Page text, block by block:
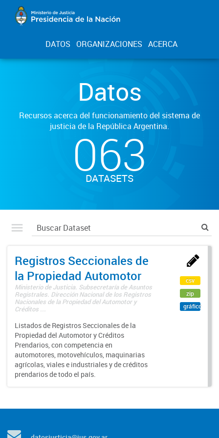
DATOS ORGANIZACIONES ACERCA
Datos
Recursos acerca del funcionamiento del sistema de
justicia de la República Argentina.
063
DATASETS
Registros Seccionales de
la Propiedad Automotor
Ministerio de Justicia. Subsecretaría de Asuntos
Registrales. Dirección Nacional de los Registros
Nacionales de la Propiedad del Automotor y
Créditos ...
Listados de Registros Seccionales de la
Propiedad del Automotor y Créditos
Prendarios, con competencia en
automotores, motovehículos, maquinarias
agrícolas, viales e industriales y de créditos
prendarios de todo el país.
csv
zip
gráfico